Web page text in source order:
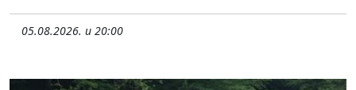
05.08.2026. u 20:00